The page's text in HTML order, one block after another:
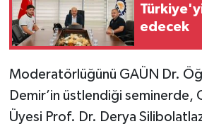
edecek
Moderatörlüğünü GAÜN Dr.
Demir’in üstlendiği seminerde,
Üyesi Prof. Dr. Derya